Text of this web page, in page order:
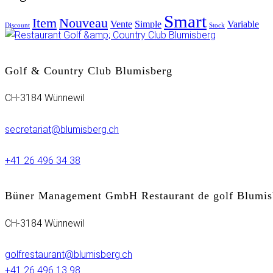
Discount ItemNouveau Vente Simple Smart Stock Variable
Golf & Country Club Blumisberg
CH-3184 Wünnewil
secretariat@blumisberg.ch
+41 26 496 34 38
Büner Management GmbH Restaurant de golf
CH-3184 Wünnewil
golfrestaurant@blumisberg.ch
+41 26 496 13 98